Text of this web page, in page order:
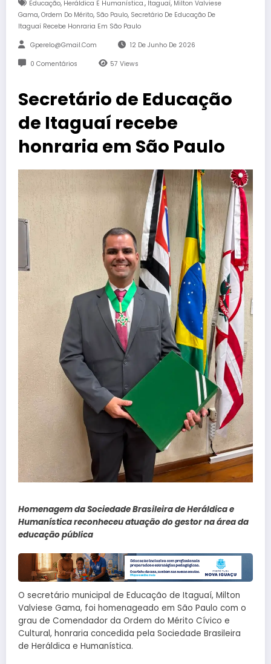
Educação, Heráldica E Humanística., Itaguaí, Milton Valviese
Gama, Ordem Do Mérito, São Paulo, Secretário De Educação De
Itaguaí Recebe Honraria Em São Paulo
Gperelo@gmail.com 12 De Junho De 2026
0 Comentários 57 Views
Secretário de Educação
de Itaguaí recebe
honraria em São Paulo
Homenagem da Sociedade Brasileira de Heráldica e
Humanística reconheceu atuação do gestor na área da
educação pública
O secretário municipal de Educação de Itaguaí, Milton
Valviese Gama, foi homenageado em São Paulo com o
grau de Comendador da Ordem do Mérito Cívico e
Cultural, honraria concedida pela Sociedade Brasileira
de Heráldica e Humanística.